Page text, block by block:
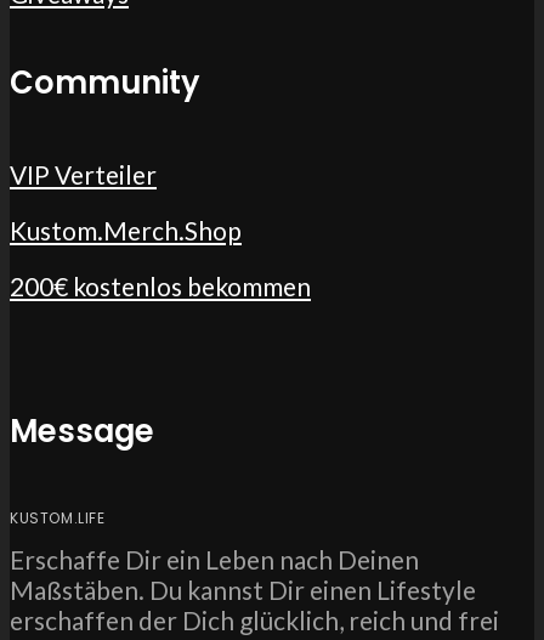
Community
VIP Verteiler
Kustom.Merch.Shop
200€ kostenlos bekommen
Message
KUSTOM.LIFE
Erschaffe Dir ein Leben nach Deinen
Maßstäben. Du kannst Dir einen Lifestyle
erschaffen der Dich glücklich, reich und frei